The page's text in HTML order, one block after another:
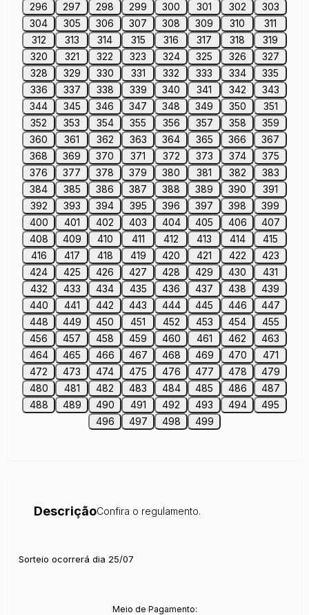
296
297 298 299 300 301 302
303
304
305 306 307 308 309 310
311
312
313 314 315 316 317 318
319
320
321 322 323 324 325 326
327
328
329 330 331 332 333 334
335
336
337 338 339 340 341 342
343
344
345 346 347 348 349 350
351
352
353 354 355 356 357 358
359
360
361 362 363 364 365 366
367
368
369 370 371 372 373 374
375
376
377 378 379 380 381 382
383
384
385 386 387 388 389 390
391
392
393 394 395 396 397 398
399
400
401 402 403 404 405 406
407
408
409 410 411 412 413 414
415
416
417 418 419 420 421 422
423
424
425 426 427 428 429 430
431
432
433 434 435 436 437 438
439
440
441 442 443 444 445 446
447
448
449 450 451 452 453 454
455
456
457 458 459 460 461 462
463
464
465 466 467 468 469 470
471
472
473 474 475 476 477 478
479
480
481 482 483 484 485 486
487
488
489 490 491 492 493 494
495
496
497 498 499
DescriçãoConfira o regulamento.
Sorteio ocorrerá dia 25/07
Meio de Pagamento: